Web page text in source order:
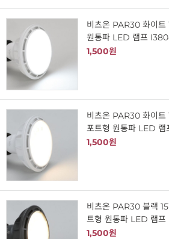
비츠온 PAR30 화이
원통파 LED 램프
1,500원
비츠온 PAR30 화이
포트형 원통파 LED
1,500원
비츠온 PAR30 블랙
트형 원통파 LED 램
1,500원